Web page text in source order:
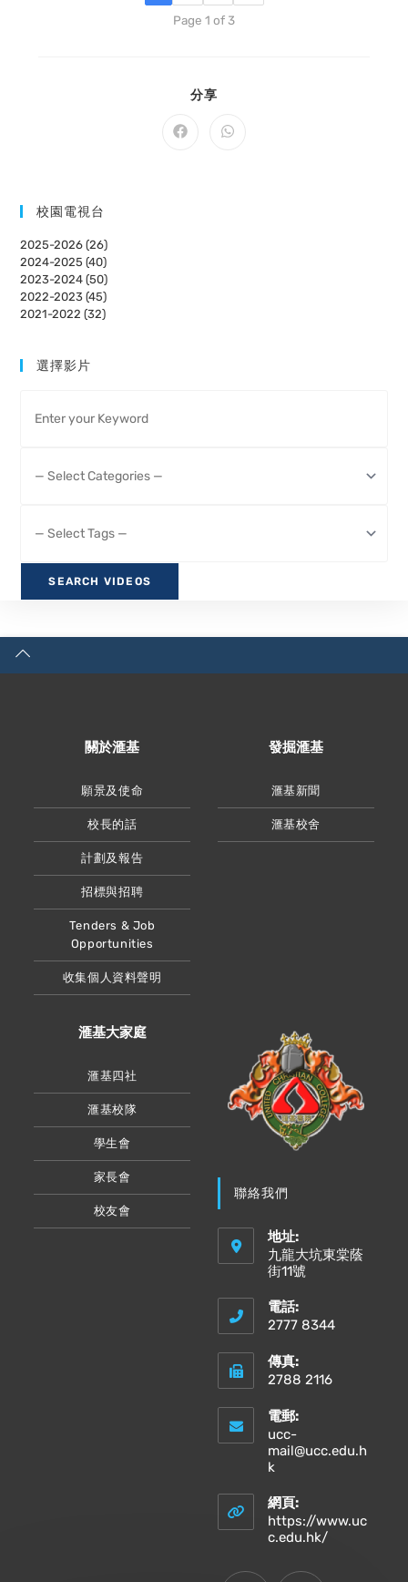
Page 1 of 3
分享
CONTENT
Opens
Opens
校園電視台
2025-2026 (26)
2024-2025 (40)
2023-2024 (50)
2022-2023 (45)
2021-2022 (32)
選擇影片
關於滙基
願景及使命
校長的話
計劃及報告
招標與招聘
Tenders & Job
Opportunities
收集個人資料聲明
發掘滙基
滙基新聞
滙基校舍
滙基大家庭
滙基四社
滙基校隊
學生會
家長會
校友會
聯絡我們
地址:
九龍大坑東棠蔭
街11號
電話:
2777 8344
傳真:
2788 2116
電郵:
ucc-
mail@ucc.edu.h
k
your
application
網頁:
https://www.uc
c.edu.hk/Opens